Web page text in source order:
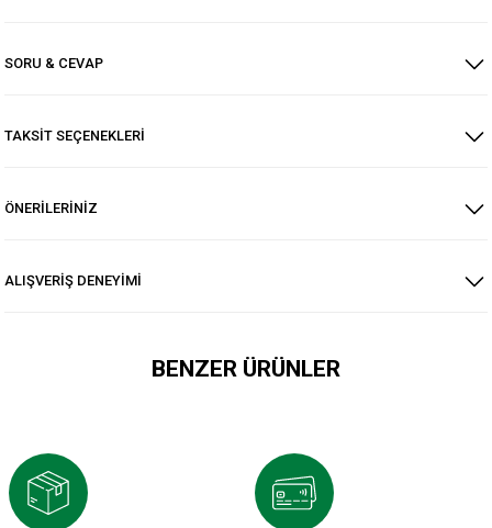
SORU & CEVAP
TAKSİT SEÇENEKLERİ
ÖNERİLERİNİZ
ALIŞVERİŞ DENEYİMİ
BENZER ÜRÜNLER
199,90 TL